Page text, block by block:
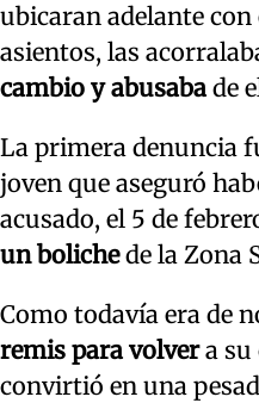
ubicaran adelante con
asientos, las
cambio y abusaba de
La primera denuncia
joven que aseguró
acusado, el 5 de
un bolichede la Zona
Como todavía era de
remis para volvera su
convirtió en una